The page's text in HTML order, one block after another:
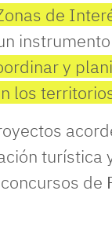
de
y
los
turística
de